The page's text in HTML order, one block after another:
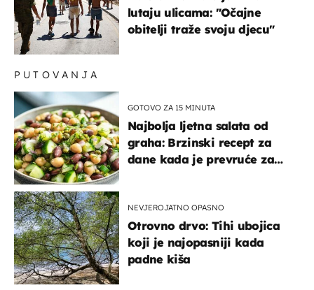
lutaju ulicama: "Očajne
obitelji traže svoju djecu"
PUTOVANJA
GOTOVO ZA 15 MINUTA
Najbolja ljetna salata od
graha: Brzinski recept za
dane kada je prevruće za
NEVJEROJATNO OPASNO
Otrovno drvo: Tihi ubojica
koji je najopasniji kada
padne kiša